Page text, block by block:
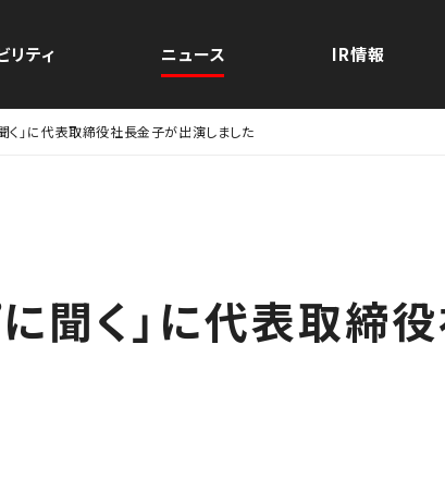
会社
リティ ニュース IR情報
く」に代表取締役社長金子が出演しました
聞く」に代表取締